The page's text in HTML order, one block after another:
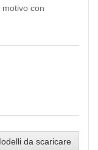
con
da scaricare